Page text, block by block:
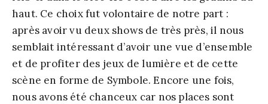
haut. Ce choix fut volontaire de notre part :
après avoir vu deux shows de très près, il nous
semblait intéressant d’avoir une vue d’ensemble
et de profiter des jeux de lumière et de cette
scène en forme de Symbole. Encore une fois,
nous avons été chanceux car nos places sont